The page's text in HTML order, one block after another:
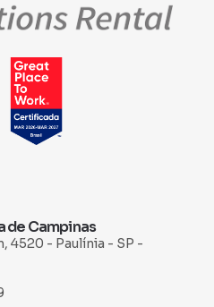
de Campinas
4520 - Paulínia - SP -